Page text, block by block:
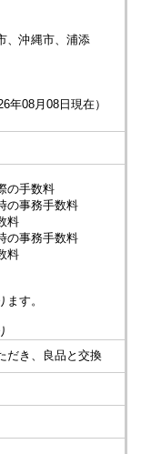
、沖縄市、浦添
年08月08日現在）
の手数料
の事務手数料
料
の事務手数料
料
す。
だき、良品と交換